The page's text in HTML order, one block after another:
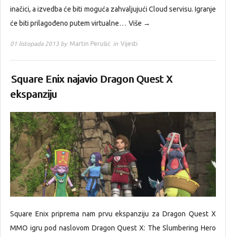
inačici, a izvedba će biti moguća zahvaljujući Cloud servisu. Igranje
će biti prilagođeno putem virtualne… Više →
01 listopada 2013 by Martin Perušić in Vijesti
Square Enix najavio Dragon Quest X
ekspanziju
Square Enix priprema nam prvu ekspanziju za Dragon Quest X
MMO igru pod naslovom Dragon Quest X: The Slumbering Hero